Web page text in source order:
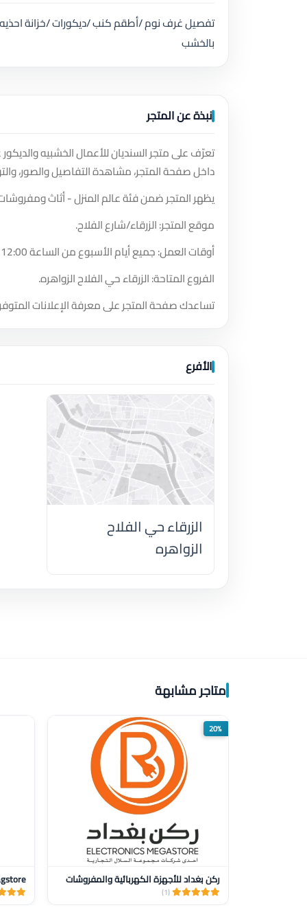
تفصيل غرف نوم /أطقم كنب /ديكورات /خزانة
بالخشب
نبذة عن المتجر
تعرّف على متجر السنديان للأعمال الخشبيه
داخل صفحة المتجر، مشاهدة التفاصيل والصور،
يظهر المتجر ضمن فئة عالم المنزل - أثاث
موقع المتجر: الزرقاء/شارع الفلاح.
أوقات العمل: جميع أيام الأسبوع من الساعة 12:00 صباحًا حتى الساعة 10:00 مساءً.
الفروع المتاحة: الزرقاء حي الفلاح الزواهره.
تساعدك صفحة المتجر على معرفة الإعلانات
الأفرع
اضغط لتحميل الموقع
الزرقاء حي الفلاح
الزواهره
متاجر مشابهة
20%
ركن بغداد للأجهزة الكهربائية والمفروشات
(1)